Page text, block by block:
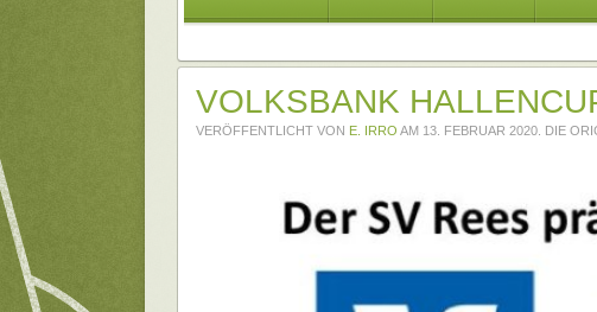
VOLKSBANK
VERÖFFENTLICHT VON E. IRRO AM 13. FEBRUAR 2020 . DIE